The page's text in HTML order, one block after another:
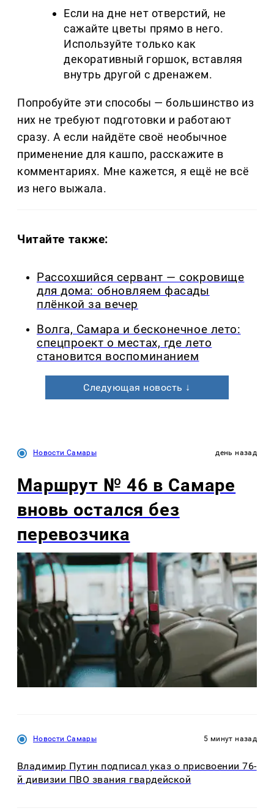
Если на дне нет отверстий, не
сажайте цветы прямо в него.
Используйте только как
декоративный горшок, вставляя
внутрь другой с дренажем.
Попробуйте эти способы — большинство из
них не требуют подготовки и работают
сразу. А если найдёте своё необычное
применение для кашпо, расскажите в
комментариях. Мне кажется, я ещё не всё
из него выжала.
Читайте также:
Рассохшийся сервант — сокровище
для дома: обновляем фасады
плёнкой за вечер
Волга, Самара и бесконечное лето:
спецпроект о местах, где лето
становится воспоминанием
Следующая новость ↓
Новости Самары день назад
Маршрут № 46 в Самаре
вновь остался без
перевозчика
Новости Самары 5 минут назад
Владимир Путин подписал указ о присвоении 76-
й дивизии ПВО звания гвардейской